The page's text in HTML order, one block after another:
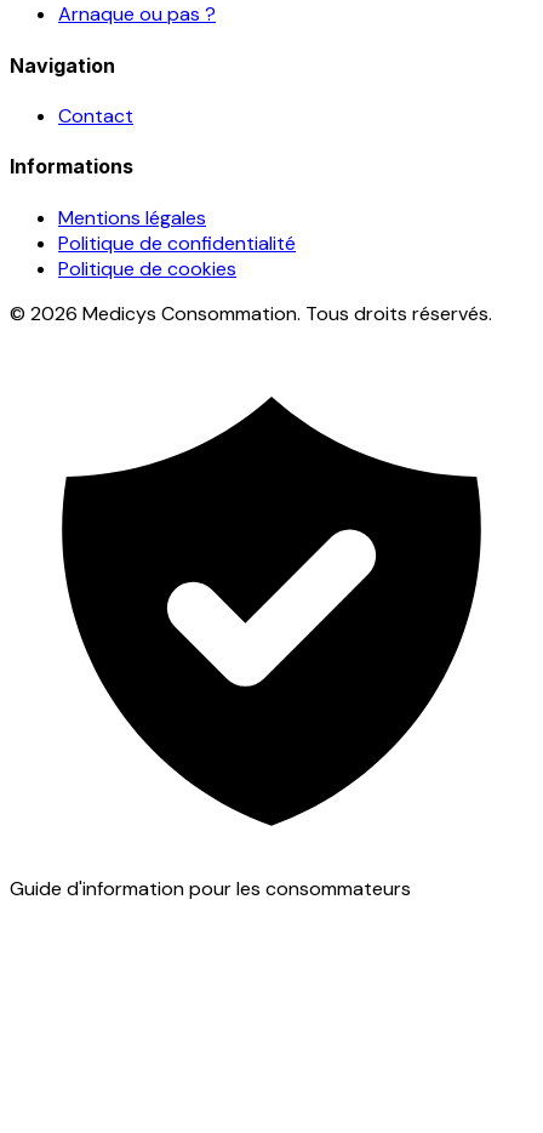
Arnaque ou pas ?
Navigation
Contact
Informations
Mentions légales
Politique de confidentialité
Politique de cookies
© 2026 Medicys Consommation. Tous droits réservés.
Guide d'information pour les consommateurs